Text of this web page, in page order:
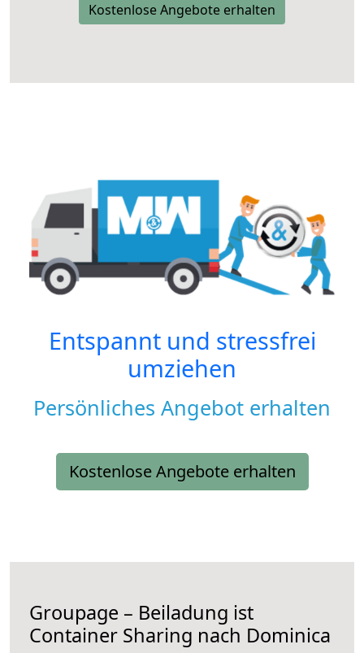
Kostenlose Angebote erhalten
Entspannt und stressfrei
umziehen
Persönliches Angebot erhalten
Kostenlose Angebote erhalten
Groupage – Beiladung ist
Container Sharing nach Dominica